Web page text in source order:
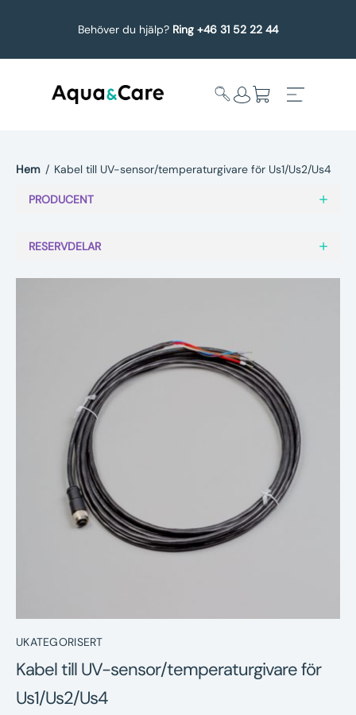
Behöver du hjälp? Ring +46 31 52 22 44
undermeny
Service
Nyheter
Underhållstips
Hem / Kabel till UV-sensor/temperaturgivare för Us1/Us2/Us4
PRODUCENT
RESERVDELAR
UKATEGORISERT
Kabel till UV-sensor/temperaturgivare för
Us1/Us2/Us4